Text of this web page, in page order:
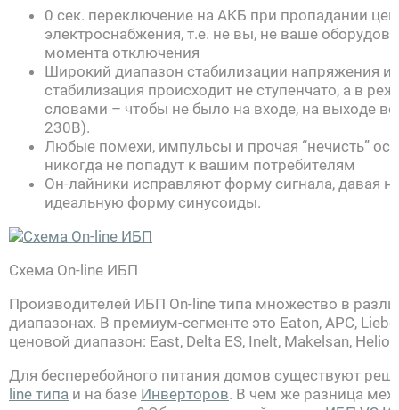
0 сек. переключение на АКБ при пропадании
электроснабжения, т.е. не вы, не ваше
момента отключения
Широкий диапазон стабилизации напряжения и
стабилизация происходит не ступенчато, а в
словами – чтобы не было на входе, на выходе
230В).
Любые помехи, импульсы и прочая “нечисть”
никогда не попадут к вашим потребителям
Он-лайники исправляют форму сигнала, давая
идеальную форму синусоиды.
Схема On-line ИБП
Производителей ИБП On-line типа множество в
диапазонах. В премиум-сегменте это Eaton, APC,
ценовой диапазон: East, Delta ES, Inelt, Makelsan,
Для бесперебойного питания домов существуют
line типа и на базе Инверторов. В чем же разница